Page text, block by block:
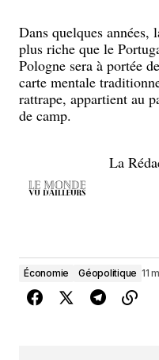
Dans quelques
plus riche que le
Pologne sera à portée
carte mentale
rattrape, appartient au
de camp.
La
Économie Géopolitique 11